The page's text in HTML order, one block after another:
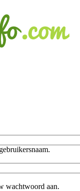
wachtwoord aan.